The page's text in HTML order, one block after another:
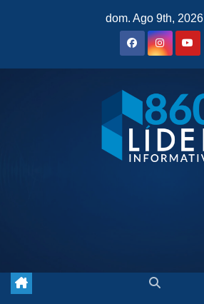
dom. Ago 9th, 2026